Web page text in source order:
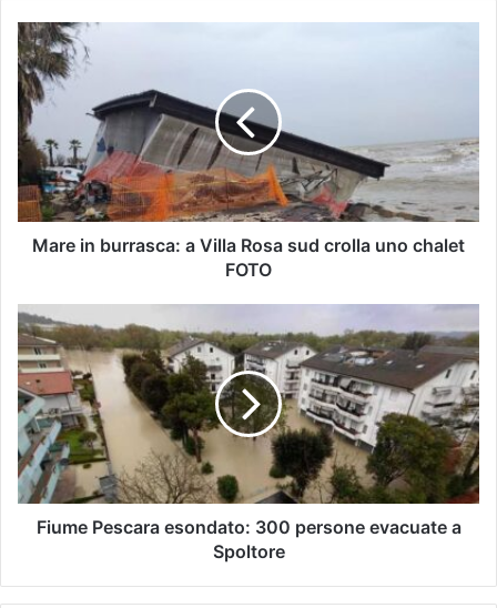
Mare in burrasca: a Villa Rosa sud crolla uno chalet
FOTO
Fiume Pescara esondato: 300 persone evacuate a
Spoltore